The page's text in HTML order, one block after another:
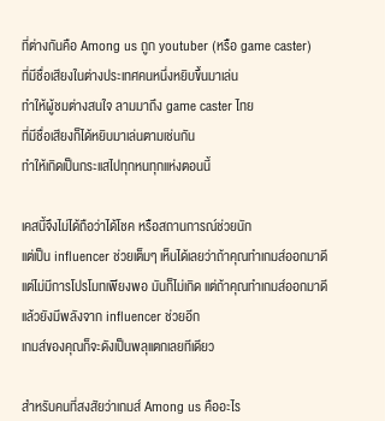
ที่ต่างกันคือ Among us ถูก youtuber (หรือ game caster)
ที่มีชื่อเสียงในต่างประเทศคนหนึ่งหยิบขึ้นมาเล่น
ทำให้ผู้ชมต่างสนใจ ลามมาถึง game caster ไทย
ที่มีชื่อเสียงก็ได้หยิบมาเล่นตามเช่นกัน
ทำให้เกิดเป็นกระแสไปทุกหนทุกแห่งตอนนี้
เคสนี้จึงไม่ได้ถือว่าได้โชค หรือสถานการณ์ช่วยนัก
แต่เป็น influencer ช่วยเต็มๆ เห็นได้เลยว่าถ้าคุณทำเกมส์ออกมาดี
แต่ไม่มีการโปรโมทเพียงพอ มันก็ไม่เกิด แต่ถ้าคุณทำเกมส์ออกมาดี
แล้วยังมีพลังจาก influencer ช่วยอีก
เกมส์ของคุณก็จะดังเป็นพลุแตกเลยทีเดียว
สำหรับคนที่สงสัยว่าเกมส์ Among us คืออะไร